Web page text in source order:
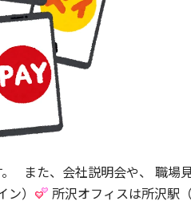
また、会社説明会や、 職場
）
所沢オフィスは所沢駅